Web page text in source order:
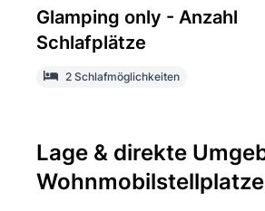
Glamping only - Anzahl
Schlafplätze
2 Schlafmöglichkeiten
Lage & direkte